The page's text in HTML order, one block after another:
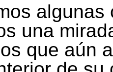
una
que aún